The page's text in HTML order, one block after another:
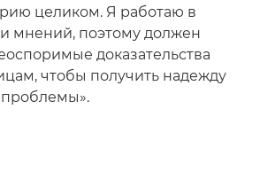
целиком. Я работаю в
мнений, поэтому должен
доказательства
чтобы получить надежду